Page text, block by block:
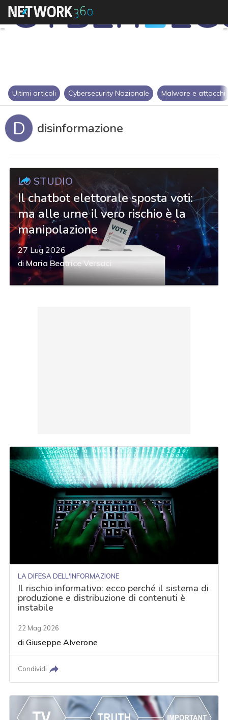
Ultimi articoli Cybersecurity Nazionale Malware e attacchi
D disinformazione
LO STUDIO
Il chatbot elettorale sposta voti:
ma alle urne il vero rischio è la
manipolazione
27 Lug 2026
diMaria Beatrice Versaci
LA DIFESA DELL'INFORMAZIONE
Il rischio informativo: ecco perché il sistema di
produzione e distribuzione di contenuti è
instabile
22 Mag 2026
diGiuseppe Alverone
Condividi